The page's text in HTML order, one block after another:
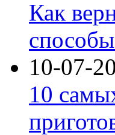
Как
10-07-
10